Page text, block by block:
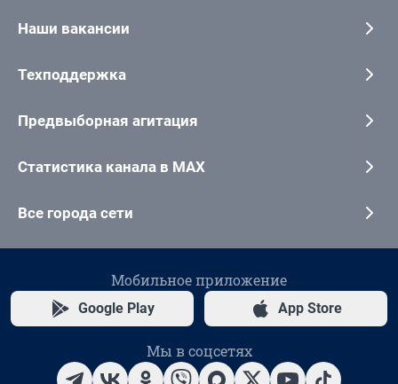
Наши вакансии
Техподдержка
Предвыборная агитация
Статистика канала в MAX
Все города сети
Мобильное приложение
Google Play App Store
Мы в соцсетях